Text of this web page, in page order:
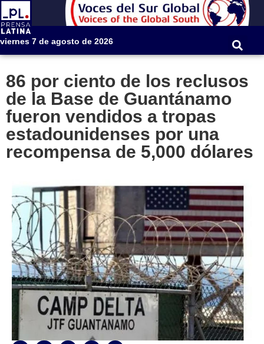
viernes 7 de agosto de 2026
86 por ciento de los reclusos
de la Base de Guantánamo
fueron vendidos a tropas
estadounidenses por una
recompensa de 5,000 dólares